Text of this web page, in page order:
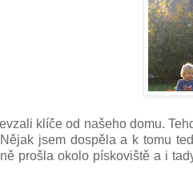
klíče od našeho domu.
jsem dospěla a k tomu
prošla okolo pískoviště a i